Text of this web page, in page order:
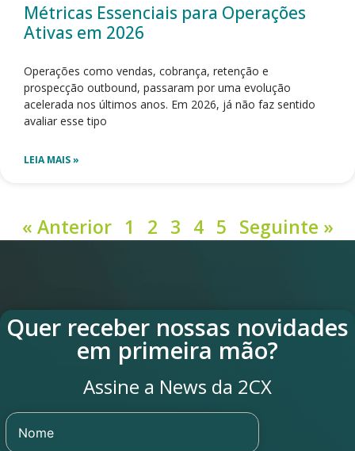
Métricas Essenciais para Operações
Ativas em 2026
Operações como vendas, cobrança, retenção e
prospecção outbound, passaram por uma evolução
acelerada nos últimos anos. Em 2026, já não faz sentido
avaliar esse tipo
LEIA MAIS »
« Anterior 1 2 3 4 5 Seguinte »
Quer receber nossas novidades
em primeira mão?
Assine a News da 2CX